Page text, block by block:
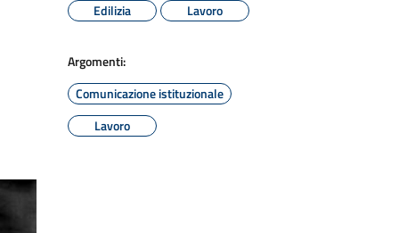
Edilizia
Lavoro
Argomenti:
Comunicazione istituzionale
Lavoro